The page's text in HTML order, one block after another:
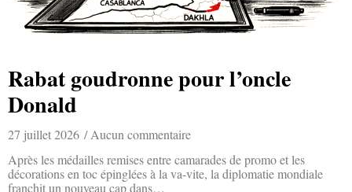
Rabat goudronne pour l’oncle
Donald
27 juillet 2026
Aucun commentaire
Après les médailles remises entre camarades de promo et les
décorations en toc épinglées à la va-vite, la diplomatie mondiale
franchit un nouveau cap dans…